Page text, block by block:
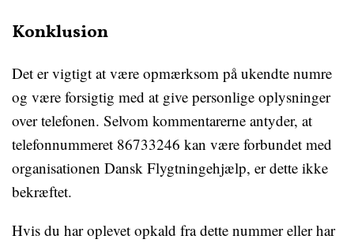
Konklusion
Det er vigtigt at være opmærksom på ukendte numre
og være forsigtig med at give personlige oplysninger
over telefonen. Selvom kommentarerne antyder, at
telefonnummeret 86733246 kan være forbundet med
organisationen Dansk Flygtningehjælp, er dette ikke
bekræftet.
Hvis du har oplevet opkald fra dette nummer eller har